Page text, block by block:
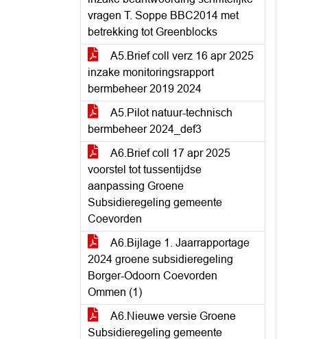
vragen T. Soppe BBC2014 met
betrekking tot Greenblocks
A5.Brief coll verz 16 apr 2025
inzake monitoringsrapport
bermbeheer 2019 2024
A5.Pilot natuur-technisch
bermbeheer 2024_def3
A6.Brief coll 17 apr 2025
voorstel tot tussentijdse
aanpassing Groene
Subsidieregeling gemeente
Coevorden
A6.Bijlage 1. Jaarrapportage
2024 groene subsidieregeling
Borger-Odoorn Coevorden
Ommen (1)
A6.Nieuwe versie Groene
Subsidieregeling gemeente